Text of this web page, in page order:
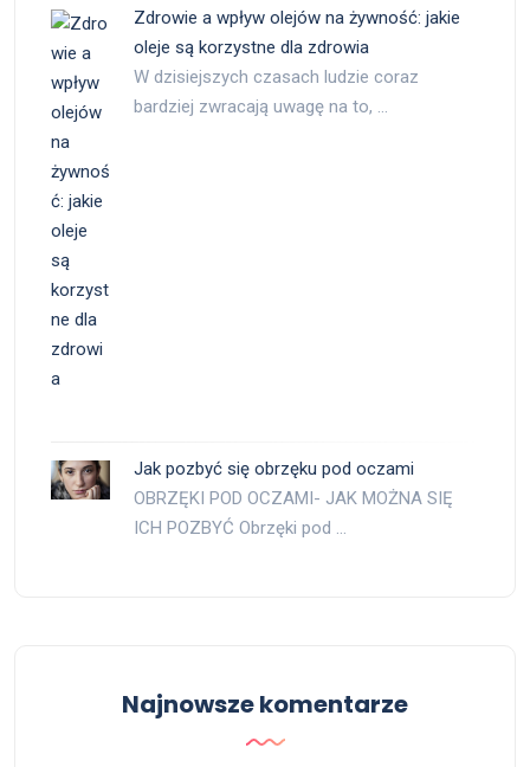
Zdrowie a wpływ olejów na żywność: jakie
oleje są korzystne dla zdrowia
W dzisiejszych czasach ludzie coraz
bardziej zwracają uwagę na to, …
Jak pozbyć się obrzęku pod oczami
OBRZĘKI POD OCZAMI- JAK MOŻNA SIĘ
ICH POZBYĆ Obrzęki pod …
Najnowsze komentarze